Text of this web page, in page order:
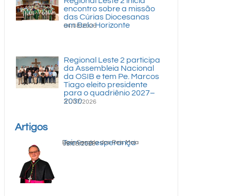
encontro sobre a missão
das Cúrias Diocesanas
em Belo Horizonte
04/08/2026
Regional Leste 2 participa
da Assembleia Nacional
da OSIB e tem Pe. Marcos
Tiago eleito presidente
para o quadriênio 2027–
2030
31/07/2026
Artigos
Teimosa esperança
Dom Geraldo dos Reis Maia
05/08/2026